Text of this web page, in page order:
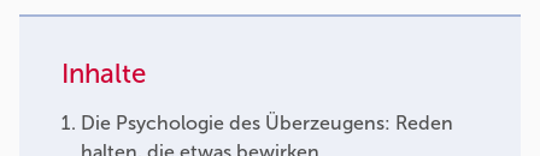
Inhalte
Die Psychologie des Überzeugens: Reden
halten, die etwas bewirken